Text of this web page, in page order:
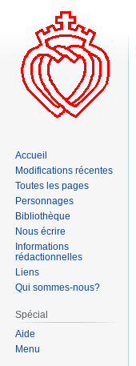
Accueil
Modifications récentes
Toutes les pages
Personnages
Bibliothèque
Nous écrire
Informations
rédactionnelles
Liens
Qui sommes-nous?
Spécial
Aide
Menu